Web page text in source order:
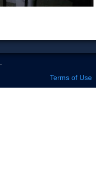
Terms of Use